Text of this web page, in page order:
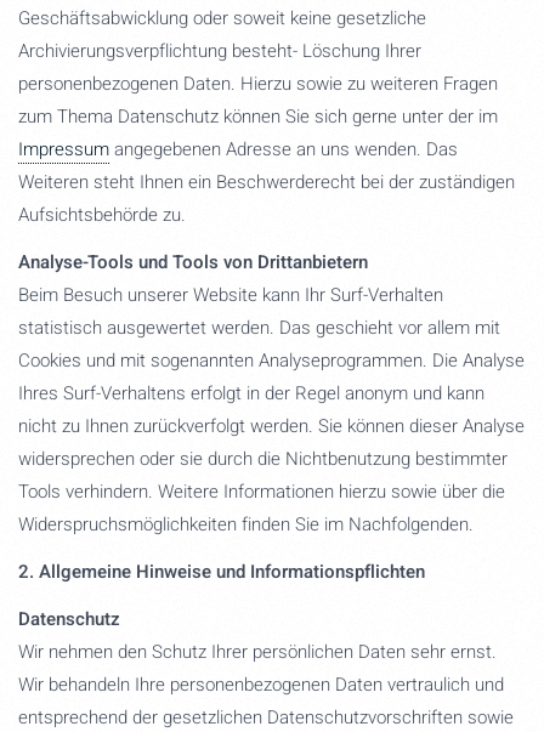
Geschäftsabwicklung oder soweit keine gesetzliche
Archivierungsverpflichtung besteht- Löschung Ihrer
personenbezogenen Daten. Hierzu sowie zu weiteren Fragen
zum Thema Datenschutz können Sie sich gerne unter der im
Impressumangegebenen Adresse an uns wenden. Das
Weiteren steht Ihnen ein Beschwerderecht bei der zuständigen
Aufsichtsbehörde zu.
Analyse-Tools und Tools von Drittanbietern
Beim Besuch unserer Website kann Ihr Surf-Verhalten
statistisch ausgewertet werden. Das geschieht vor allem mit
Cookies und mit sogenannten Analyseprogrammen. Die Analyse
Ihres Surf-Verhaltens erfolgt in der Regel anonym und kann
nicht zu Ihnen zurückverfolgt werden. Sie können dieser Analyse
widersprechen oder sie durch die Nichtbenutzung bestimmter
Tools verhindern. Weitere Informationen hierzu sowie über die
Widerspruchsmöglichkeiten finden Sie im Nachfolgenden.
2. Allgemeine Hinweise und Informationspflichten
Datenschutz
Wir nehmen den Schutz Ihrer persönlichen Daten sehr ernst.
Wir behandeln Ihre personenbezogenen Daten vertraulich und
entsprechend der gesetzlichen Datenschutzvorschriften sowie